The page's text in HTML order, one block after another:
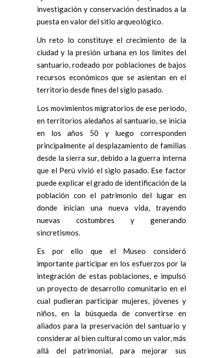
investigación y conservación destinados a la
puesta en valor del sitio arqueológico.
Un reto lo constituye el crecimiento de la
ciudad y la presión urbana en los limites del
santuario, rodeado por poblaciones de bajos
recursos económicos que se asientan en el
territorio desde fines del siglo pasado.
Los movimientos migratorios de ese periodo,
en territorios aledaños al santuario, se inicia
en los años 50 y luego corresponden
principalmente al desplazamiento de familias
desde la sierra sur, debido a la guerra interna
que el Perú vivió el siglo pasado. Ese factor
puede explicar el grado de identificación de la
población con el patrimonio del lugar en
donde inician una nueva vida, trayendo
nuevas costumbres y generando
sincretismos.
Es por ello que el Museo consideró
importante participar en los esfuerzos por la
integración de estas poblaciones, e impulsó
un proyecto de desarrollo comunitario en el
cual pudieran participar mujeres, jóvenes y
niños, en la búsqueda de convertirse en
aliados para la preservación del santuario y
considerar al bien cultural como un valor, más
allá del patrimonial, para mejorar sus